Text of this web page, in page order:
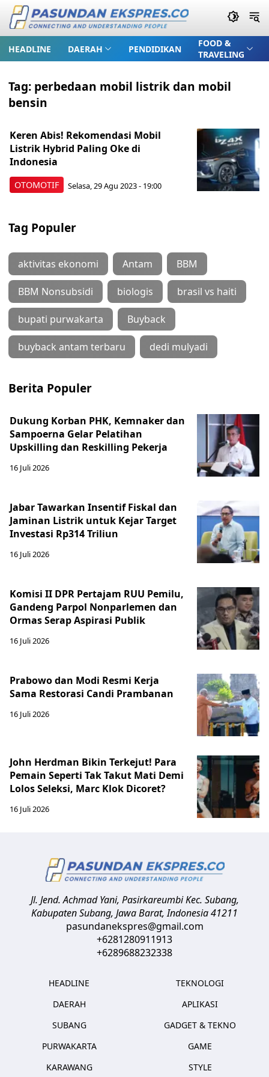
HEADLINE DAERAH PENDIDIKAN
FOOD &
TRAVELING
Tag: perbedaan mobil listrik dan mobil
bensin
OTOMOTIF
Keren Abis! Rekomendasi Mobil
Listrik Hybrid Paling Oke di
Indonesia
Selasa, 29 Agu 2023 - 19:00
Tag Populer
aktivitas ekonomi Antam BBM
BBM Nonsubsidi biologis brasil vs haiti
bupati purwakarta Buyback
buyback antam terbaru dedi mulyadi
Berita Populer
Dukung Korban PHK, Kemnaker dan
Sampoerna Gelar Pelatihan
Upskilling dan Reskilling Pekerja
16 Juli 2026
Jabar Tawarkan Insentif Fiskal dan
Jaminan Listrik untuk Kejar Target
Investasi Rp314 Triliun
16 Juli 2026
Komisi II DPR Pertajam RUU Pemilu,
Gandeng Parpol Nonparlemen dan
Ormas Serap Aspirasi Publik
16 Juli 2026
Prabowo dan Modi Resmi Kerja
Sama Restorasi Candi Prambanan
16 Juli 2026
John Herdman Bikin Terkejut! Para
Pemain Seperti Tak Takut Mati Demi
Lolos Seleksi, Marc Klok Dicoret?
16 Juli 2026
Jl. Jend. Achmad Yani, Pasirkareumbi Kec. Subang,
Kabupaten Subang, Jawa Barat,Indonesia41211
pasundanekspres@gmail.com
+6281280911913
+6289688232338
HEADLINE
DAERAH
SUBANG
PURWAKARTA
KARAWANG
TEKNOLOGI
APLIKASI
GADGET & TEKNO
GAME
STYLE